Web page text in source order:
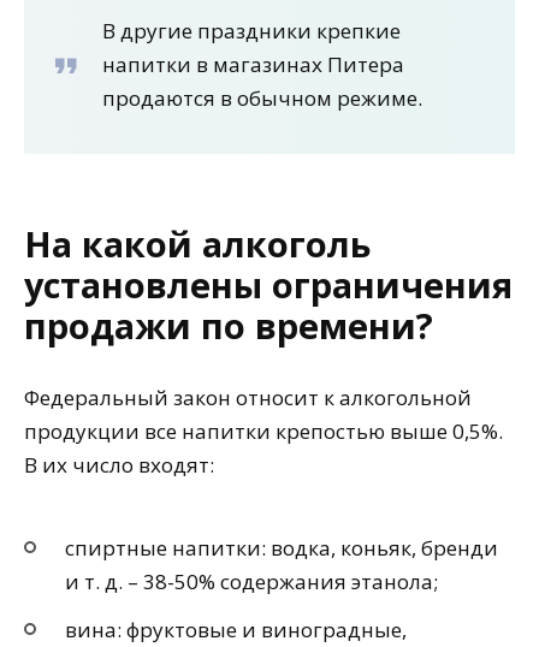
В другие праздники крепкие
напитки в магазинах Питера
продаются в обычном режиме.
На какой алкоголь
установлены ограничения
продажи по времени?
Федеральный закон относит к алкогольной
продукции все напитки крепостью выше 0,5%.
В их число входят:
спиртные напитки: водка, коньяк, бренди
и т. д. – 38-50% содержания этанола;
вина: фруктовые и виноградные,